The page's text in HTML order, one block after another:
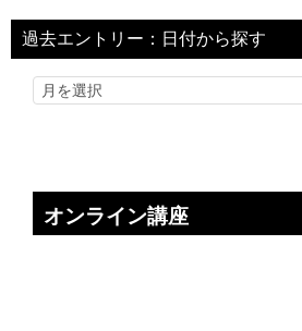
過去エントリー：日付から探す
オンライン講座